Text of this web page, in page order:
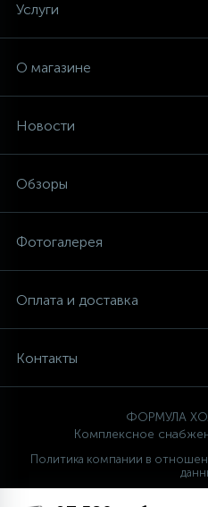
Услуги
О магазине
Новости
Обзоры
Фотогалерея
Оплата и доставка
Контакты
ФОРМУЛА
Комплексное
Политика компании в